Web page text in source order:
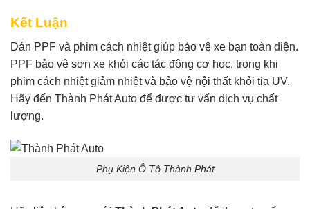
Kết Luận
Dán PPF và phim cách nhiệt giúp bảo vệ xe bạn toàn diện.
PPF bảo vệ sơn xe khỏi các tác động cơ học, trong khi
phim cách nhiệt giảm nhiệt và bảo vệ nội thất khỏi tia UV.
Hãy đến Thành Phát Auto để được tư vấn dịch vụ chất
lượng.
Phụ Kiện Ô Tô Thành Phát